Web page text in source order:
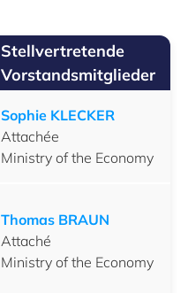
Stellvertretende
Vorstandsmitglieder
Sophie KLECKER
Attachée
Ministry of the Economy
Thomas BRAUN
Attaché
Ministry of the Economy